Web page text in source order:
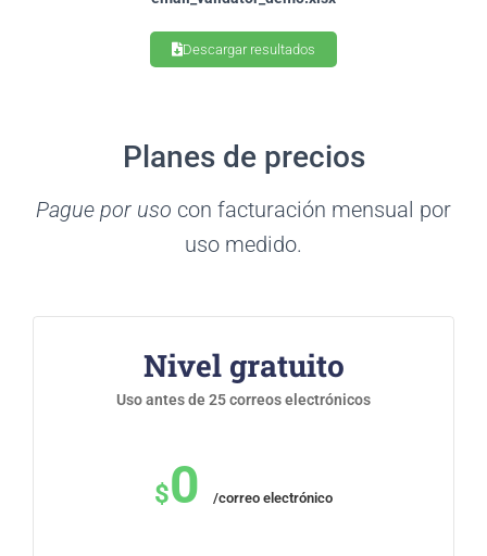
Descargar resultados
Planes de precios
Pague por uso con facturación mensual por
uso medido.
Nivel gratuito
Uso antes de 25 correos electrónicos
$0 /correo electrónico